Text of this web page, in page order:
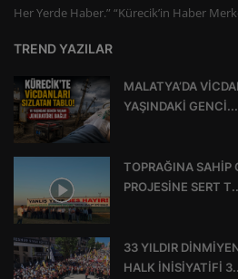
Her Yerde Haber.” “Kürecik’in Haber
TREND YAZILAR
MALATYA’DA
YAŞINDAKİ GENCİ...
TOPRAĞINA SAHİP
PROJESİNE SERT
33 YILDIR
HALK İNİSİYATİFİ